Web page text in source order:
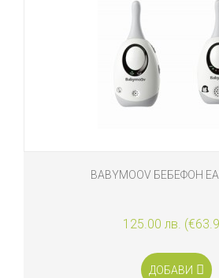
BABYMOOV БЕБЕФОН
125.00 лв.
ДОБАВИ